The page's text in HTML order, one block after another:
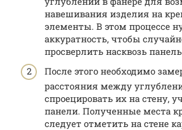
навешивания изделия на
элементы. В этом процессе
аккуратность, чтобы
просверлить насквозь
После этого необходимо
расстояния между
спроецировать их на стену,
панели. Полученные места
следует отметить на стене